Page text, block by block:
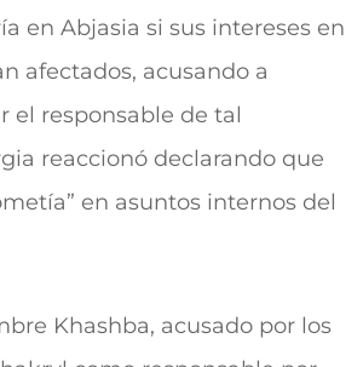
en Abjasia si sus intereses en
afectados, acusando a
el responsable de tal
reaccionó declarando que
en asuntos internos del
Khashba, acusado por los